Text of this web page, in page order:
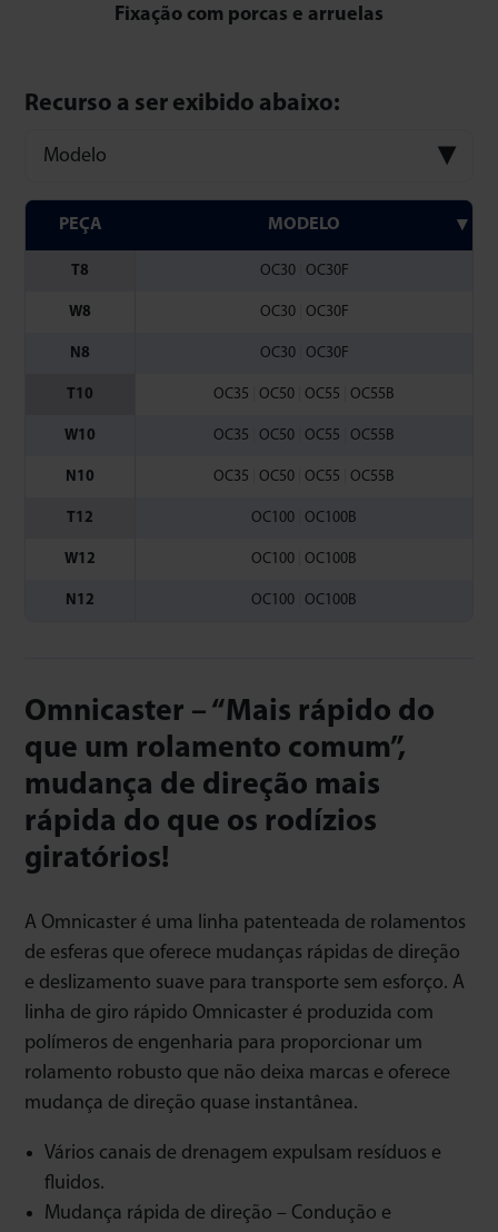
Fixação com porcas e arruelas
Recurso a ser exibido abaixo:
Modelo
PEÇA MODELO
T8 OC30 OC30F
W8 OC30 OC30F
N8 OC30 OC30F
T10 OC35 OC50 OC55 OC55B
W10 OC35 OC50 OC55 OC55B
N10 OC35 OC50 OC55 OC55B
T12 OC100 OC100B
W12 OC100 OC100B
N12 OC100 OC100B
Omnicaster – “Mais rápido do
que um rolamento comum”,
mudança de direção mais
rápida do que os rodízios
giratórios!
A Omnicaster é uma linha patenteada de rolamentos
de esferas que oferece mudanças rápidas de direção
e deslizamento suave para transporte sem esforço. A
linha de giro rápido Omnicaster é produzida com
polímeros de engenharia para proporcionar um
rolamento robusto que não deixa marcas e oferece
mudança de direção quase instantânea.
Vários canais de drenagem expulsam resíduos e
fluidos.
Mudança rápida de direção – Condução e